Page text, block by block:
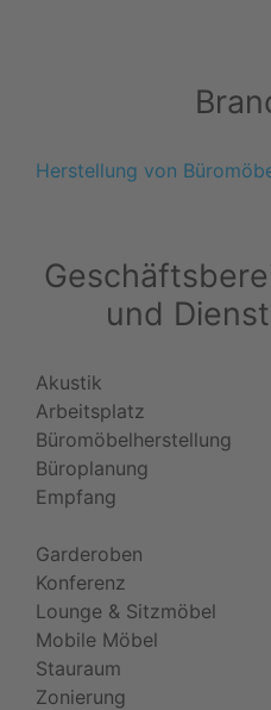
Herstellung von
und
Akustik
Arbeitsplatz
Büromöbelherstellung
Büroplanung
Empfang
Garderoben
Konferenz
Lounge & Sitzmöbel
Mobile Möbel
Stauraum
Zonierung